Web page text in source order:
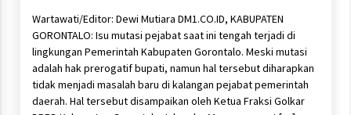
Wartawati/Editor: Dewi Mutiara DM1.CO.ID, KABUPATEN
GORONTALO: Isu mutasi pejabat saat ini tengah terjadi di
lingkungan Pemerintah Kabupaten Gorontalo. Meski mutasi
adalah hak prerogatif bupati, namun hal tersebut diharapkan
tidak menjadi masalah baru di kalangan pejabat pemerintah
daerah. Hal tersebut disampaikan oleh Ketua Fraksi Golkar